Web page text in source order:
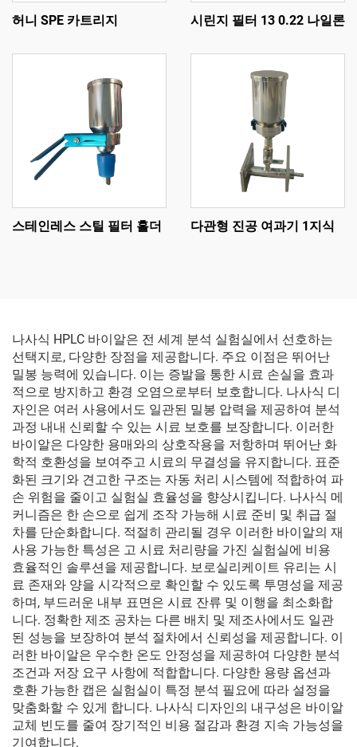
허니 SPE 카트리지 시린지 필터 13 0.22 나일론
스테인레스 스틸 필터 홀더 다관형 진공 여과기 1지식
나사식 HPLC 바이알은 전 세계 분석 실험실에서 선호하는
선택지로, 다양한 장점을 제공합니다. 주요 이점은 뛰어난
밀봉 능력에 있습니다. 이는 증발을 통한 시료 손실을 효과
적으로 방지하고 환경 오염으로부터 보호합니다. 나사식 디
자인은 여러 사용에서도 일관된 밀봉 압력을 제공하여 분석
과정 내내 신뢰할 수 있는 시료 보호를 보장합니다. 이러한
바이알은 다양한 용매와의 상호작용을 저항하며 뛰어난 화
학적 호환성을 보여주고 시료의 무결성을 유지합니다. 표준
화된 크기와 견고한 구조는 자동 처리 시스템에 적합하여 파
손 위험을 줄이고 실험실 효율성을 향상시킵니다. 나사식 메
커니즘은 한 손으로 쉽게 조작 가능해 시료 준비 및 취급 절
차를 단순화합니다. 적절히 관리될 경우 이러한 바이알의 재
사용 가능한 특성은 고 시료 처리량을 가진 실험실에 비용
효율적인 솔루션을 제공합니다. 보로실리케이트 유리는 시
료 존재와 양을 시각적으로 확인할 수 있도록 투명성을 제공
하며, 부드러운 내부 표면은 시료 잔류 및 이행을 최소화합
니다. 정확한 제조 공차는 다른 배치 및 제조사에서도 일관
된 성능을 보장하여 분석 절차에서 신뢰성을 제공합니다. 이
러한 바이알은 우수한 온도 안정성을 제공하여 다양한 분석
조건과 저장 요구 사항에 적합합니다. 다양한 용량 옵션과
호환 가능한 캡은 실험실이 특정 분석 필요에 따라 설정을
맞춤화할 수 있게 합니다. 나사식 디자인의 내구성은 바이알
교체 빈도를 줄여 장기적인 비용 절감과 환경 지속 가능성을
기여합니다.